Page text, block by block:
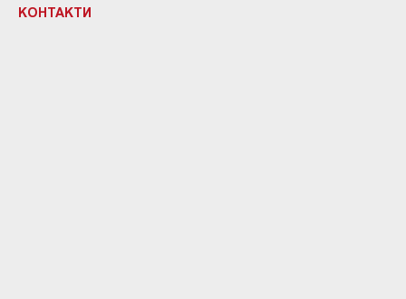
КОНТАКТИ